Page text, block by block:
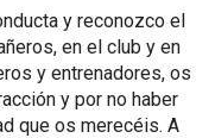
y reconozco el
en el club y en
y entrenadores, os
y por no haber
que os merecéis. A